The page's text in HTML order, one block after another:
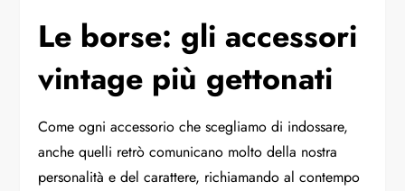
Le borse: gli accessori
vintage più gettonati
Come ogni accessorio che scegliamo di indossare,
anche quelli retrò comunicano molto della nostra
personalità e del carattere, richiamando al contempo